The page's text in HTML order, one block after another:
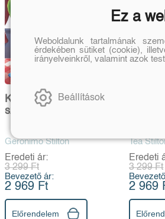
Kalandos
születésnap
Geronimo Stilton
Eredeti ár:
3 299 Ft
Bevezető ár:
2 969 Ft
Előrendelem
Tea
Eredeti
3 299 Ft
2 969
Ez a
Weboldalunk tartalmának
érdekében sütiket (cookie),
irányelveinkről, valamint azok
Beállítások